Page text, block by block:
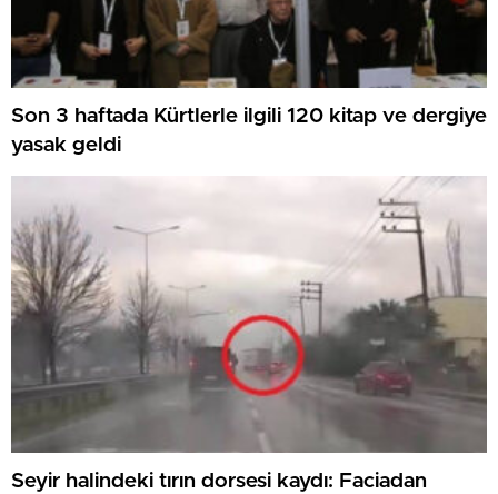
Son 3 haftada Kürtlerle ilgili 120 kitap ve dergiye
yasak geldi
Seyir halindeki tırın dorsesi kaydı: Faciadan